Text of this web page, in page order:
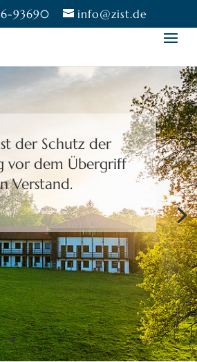
93690 info@zist.de
der Schutz der
vor dem Übergriff
Verstand.